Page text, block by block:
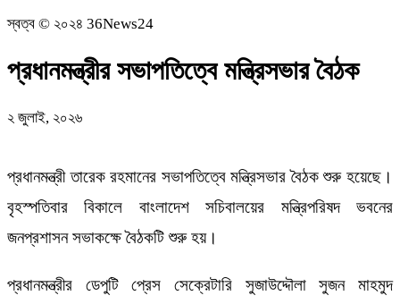
স্বত্ব © ২০২৪ 36News24
প্রধানমন্ত্রীর সভাপতিত্বে মন্ত্রিসভার বৈঠক
২ জুলাই, ২০২৬
প্রধানমন্ত্রী তারেক রহমানের সভাপতিত্বে মন্ত্রিসভার বৈঠক শুরু হয়েছে।
বৃহস্পতিবার বিকালে বাংলাদেশ সচিবালয়ের মন্ত্রিপরিষদ ভবনের
জনপ্রশাসন সভাকক্ষে বৈঠকটি শুরু হয়।
প্রধানমন্ত্রীর ডেপুটি প্রেস সেক্রেটারি সুজাউদ্দৌলা সুজন মাহমুদ